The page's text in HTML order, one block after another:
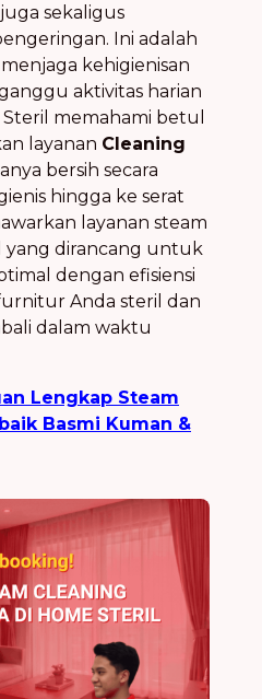
juga sekaligus
Ini adalah
kehigienisan
aktivitas harian
memahami betul
layanan Cleaning
bersih secara
hingga ke serat
layanan steam
yang dirancang untuk
dengan efisiensi
Anda steril dan
dalam waktu
Lengkap Steam
Basmi Kuman &